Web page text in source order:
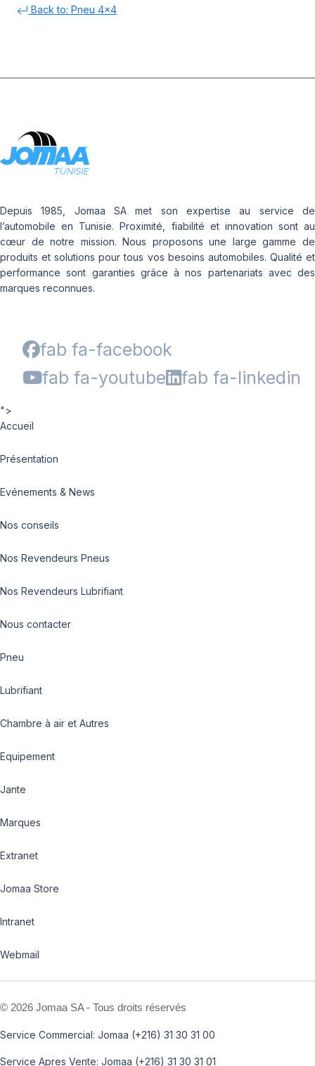
Back to: Pneu 4x4
Depuis 1985, Jomaa SA met son expertise au service de
l’automobile en Tunisie. Proximité, fiabilité et innovation sont au
cœur de notre mission. Nous proposons une large gamme de
produits et solutions pour tous vos besoins automobiles. Qualité et
performance sont garanties grâce à nos partenariats avec des
marques reconnues.
fab fa-facebook
fab fa-youtube
fab fa-linkedin
">
Accueil
Présentation
Evénements & News
Nos conseils
Nos Revendeurs Pneus
Nos Revendeurs Lubrifiant
Nous contacter
Pneu
Lubrifiant
Chambre à air et Autres
Equipement
Jante
Marques
Extranet
Jomaa Store
Intranet
Webmail
© 2026 Jomaa SA - Tous droits réservés
Service Commercial: Jomaa (+216) 31 30 31 00
Service Apres Vente: Jomaa (+216) 31 30 31 01